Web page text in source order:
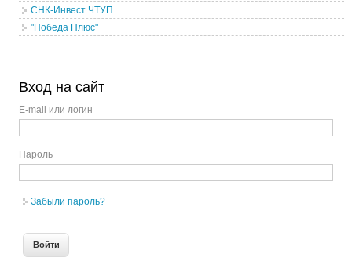
СНК-Инвест ЧТУП
"Победа Плюс"
Вход на сайт
E-mail или логин
Пароль
Забыли пароль?